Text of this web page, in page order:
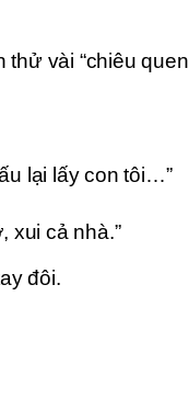
vài “chiêu
lại lấy con tôi…”
xui cả nhà.”
đôi.